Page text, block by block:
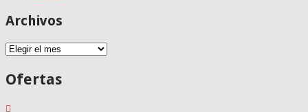
Archivos
Archivos
Ofertas